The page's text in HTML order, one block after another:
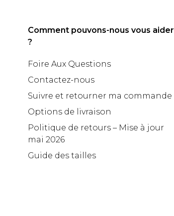
Comment pouvons-nous vous aider
?
Foire Aux Questions
Contactez-nous
Suivre et retourner ma commande
Options de livraison
Politique de retours – Mise à jour
mai 2026
Guide des tailles